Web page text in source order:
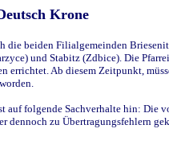
Krone
beiden Filialgemeinden
und Stabitz (Zdbice). Die
Ab diesem Zeitpunkt,
auf folgende Sachverhalte hin: Die
zu Übertragungsfehlern